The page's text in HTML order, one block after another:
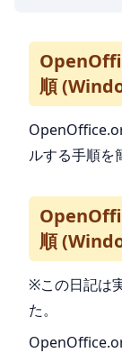
順
ルする手順を
順
※この日記は
た。